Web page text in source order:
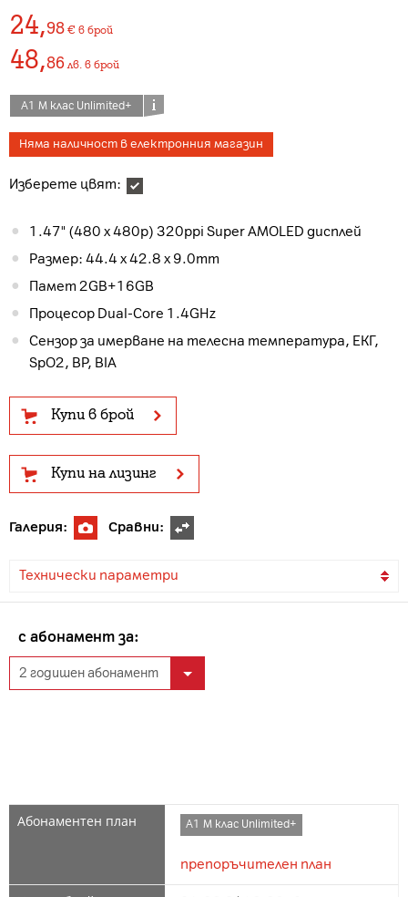
24,98 € в брой
48,86 лв. в брой
А1 М клас Unlimited+
Няма наличност в електронния магазин
Изберете цвят:
1.47" (480 x 480p) 320ppi Super AMOLED дисплей
Размер: 44.4 x 42.8 x 9.0mm
Памет 2GB+16GB
Процесор Dual-Core 1.4GHz
Сензор за имерване на телесна температура, ЕКГ,
SpO2, BP, BIA
Купи в брой
Купи на лизинг
Галерия: Сравни:
Технически параметри
с абонамент за:
А1 М клас Unlimited+
препоръчителен план